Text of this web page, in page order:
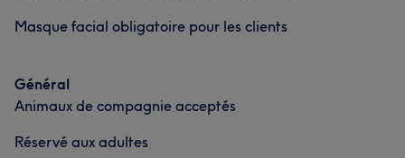
Masque facial obligatoire pour les clients
Général
Animaux de compagnie acceptés
Réservé aux adultes